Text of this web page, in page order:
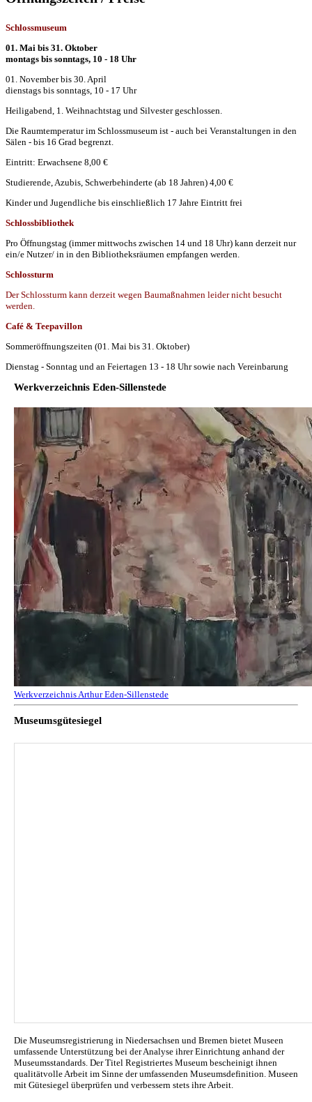
Schlossmuseum
01. Mai bis 31. Oktober
montags bis sonntags, 10 - 18 Uhr
01. November bis 30. April
dienstags bis sonntags, 10 - 17 Uhr
Heiligabend, 1. Weihnachtstag und Silvester geschlossen.
Die Raumtemperatur im Schlossmuseum ist - auch bei Veranstaltungen in den
Sälen - bis 16 Grad begrenzt.
Eintritt: Erwachsene 8,00 €
Studierende, Azubis, Schwerbehinderte (ab 18 Jahren) 4,00 €
Kinder und Jugendliche bis einschließlich 17 Jahre Eintritt frei
Schlossbibliothek
Pro Öffnungstag (immer mittwochs zwischen 14 und 18 Uhr) kann derzeit nur
ein/e Nutzer/ in in den Bibliotheksräumen empfangen werden.
Schlossturm
Der Schlossturm kann derzeit wegen Baumaßnahmen leider nicht besucht
werden.
Café & Teepavillon
Sommeröffnungszeiten (01. Mai bis 31. Oktober)
Dienstag - Sonntag und an Feiertagen 13 - 18 Uhr sowie nach Vereinbarung
Werkverzeichnis Eden-Sillenstede
Werkverzeichnis Arthur Eden-Sillenstede
Museumsgütesiegel
Die Museumsregistrierung in Niedersachsen und Bremen bietet Museen
umfassende Unterstützung bei der Analyse ihrer Einrichtung anhand der
Museumsstandards. Der Titel Registriertes Museum bescheinigt ihnen
qualitätvolle Arbeit im Sinne der umfassenden Museumsdefinition. Museen
mit Gütesiegel überprüfen und verbessern stets ihre Arbeit.